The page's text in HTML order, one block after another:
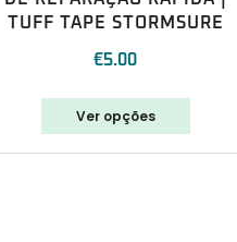
TUFF TAPE STORMSURE
€5.00
Ver opções